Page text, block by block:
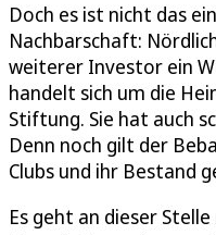
Doch es ist nicht das
Nachbarschaft:
weiterer Investor ein
handelt sich um die
Stiftung. Sie hat auch
Denn noch gilt der
Clubs und ihr Bestand
Es geht an dieser